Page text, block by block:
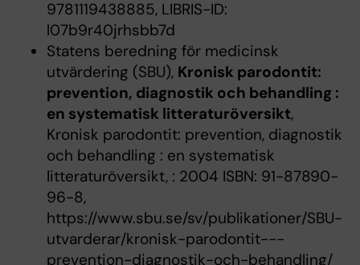
9781119438885, LIBRIS-ID:
l07b9r40jrhsbb7d
Statens beredning för medicinsk
utvärdering (SBU), Kronisk parodontit:
prevention, diagnostik och behandling :
en systematisk litteraturöversikt,
Kronisk parodontit: prevention, diagnostik
och behandling : en systematisk
litteraturöversikt, : 2004 ISBN: 91-87890-
96-8,
https://www.sbu.se/sv/publikationer/SBU-
utvarderar/kronisk-parodontit---
prevention-diagnostik-och-behandling/